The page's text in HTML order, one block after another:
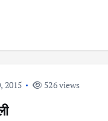
2015 526 views